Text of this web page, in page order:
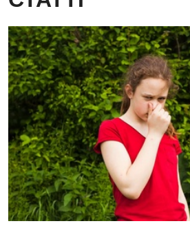
Дитяча неврологія
Дитяча ортопедія і травматологія
Дитяча оториноларингологія
Дитяча офтальмологія
Дитяча урологія
Дитяча хірургія
Педіатрія